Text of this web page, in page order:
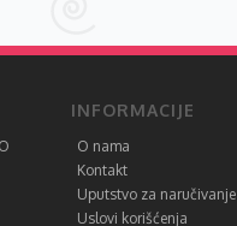
INFORMACIJE
O nama
Kontakt
Uputstvo za naručivanje
Uslovi korišćenja